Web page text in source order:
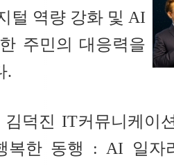
털 역량 강화 및 AI
주민의 대응력을
.
덕진 IT커뮤니케이
복한 동행 : AI 일자